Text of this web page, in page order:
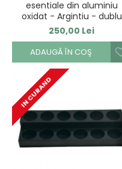
esentiale din aluminiu
oxidat - Argintiu - dublu
250,00 Lei
ADAUGĂ ÎN COŞ
IN CURAND